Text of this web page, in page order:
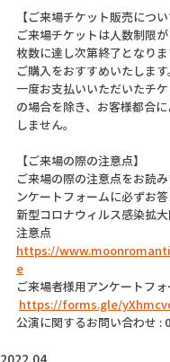
【ご来場チケット販売につい
ご来場チケットは人数制限
枚数に達し次第終了となり
ご購入をおすすめいたします。
一度お支払いいただいたチ
の場合を除き、お客様都合
しません。
【ご来場の際の注意点】
ご来場の際の注意点をお読
ンケートフォームに必ずお答
新型コロナウィルス感染拡
注意点
https://
e
ご来場者様用アンケートフォ
https://forms.gle/
公演に関するお問い合わせ :
2022.04